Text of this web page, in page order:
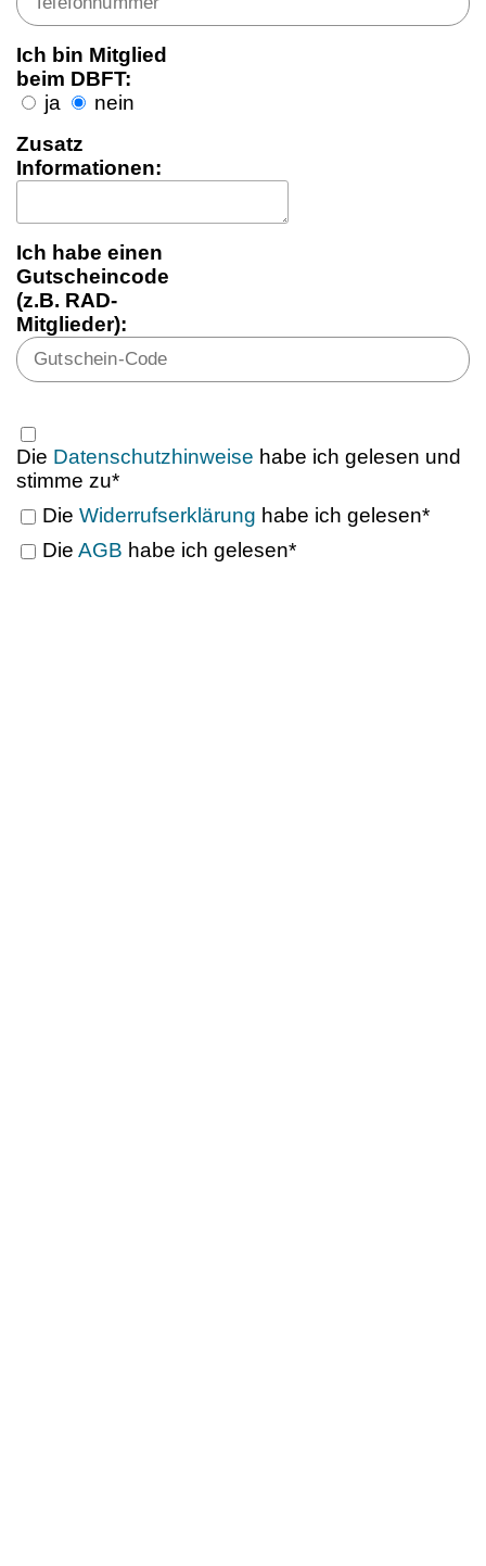
Ich bin Mitglied
beim DBFT:
ja
nein
Zusatz
Informationen:
Ich habe einen
Gutscheincode
(z.B. RAD-
Mitglieder):
Die Datenschutzhinweise habe ich gelesen und
stimme zu*
Die Widerrufserklärung habe ich gelesen*
Die AGB habe ich gelesen*